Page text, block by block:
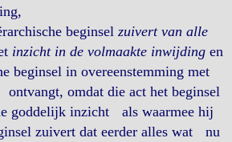
beginsel zuivert van alle
inzicht in de volmaakte inwijding en
beginsel in overeenstemming met
omdat die act het beginsel
goddelijk inzicht als waarmee hij
zuivert dat eerder alles wat nu